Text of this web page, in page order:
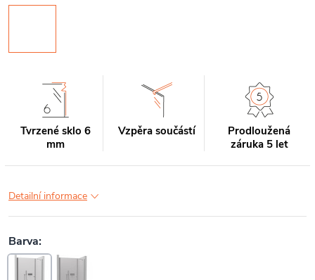
Tvrzené sklo 6
mm
Vzpěra součástí
Prodloužená
záruka 5 let
Detailní informace